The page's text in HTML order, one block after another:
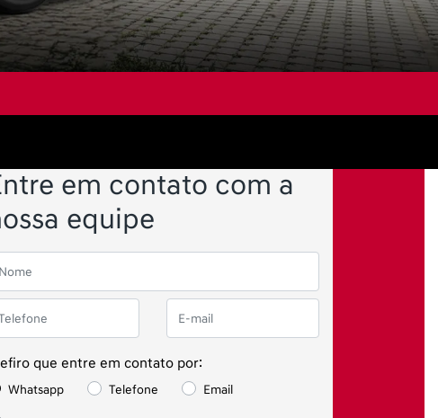
em contato com a
equipe
que entre em contato por:
Whatsapp Telefone Email